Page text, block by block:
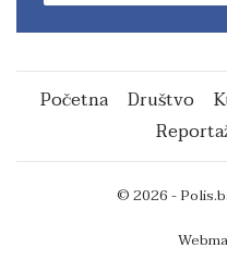
Početna Društvo
© 2026 -